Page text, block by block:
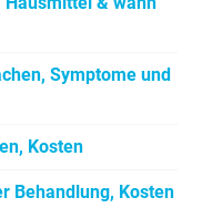
Symptome und
Kosten
Behandlung, Kosten